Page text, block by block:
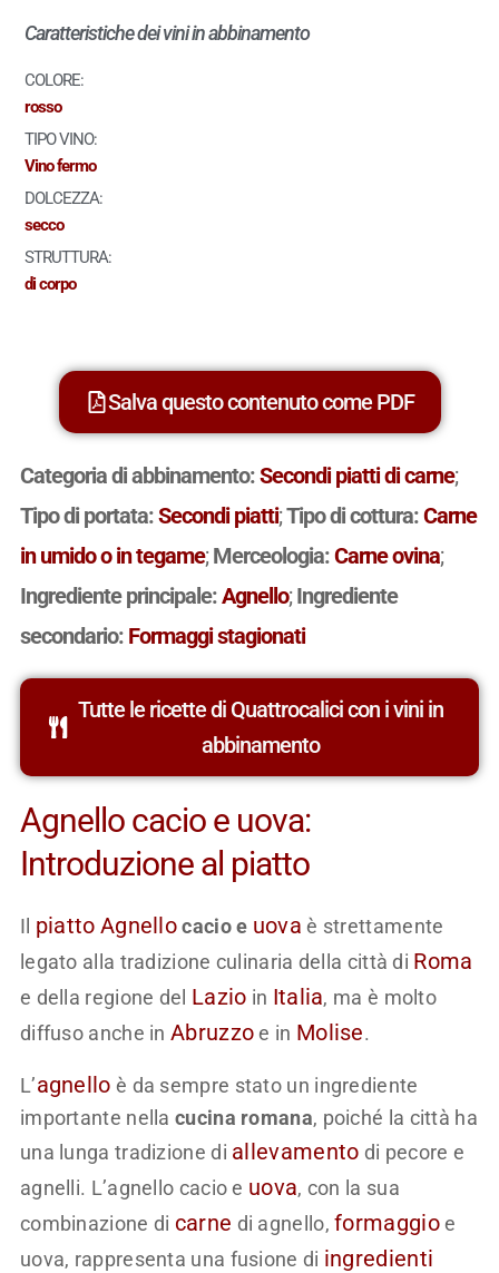
Caratteristiche dei vini in abbinamento
COLORE:
rosso
TIPO VINO:
Vino fermo
DOLCEZZA:
secco
STRUTTURA:
di corpo
Salva questo contenuto come PDF
Categoria di abbinamento:Secondi piatti di carne;
Tipo di portata:Secondi piatti;Tipo di cottura:Carne
in umido o in tegame;Merceologia:Carne ovina;
Ingrediente principale:Agnello;Ingrediente
secondario: Formaggi stagionati
Tutte le ricette di Quattrocalici con i vini in
abbinamento
Agnello cacio e uova:
Introduzione al piatto
Il piatto Agnellocacio e uova è strettamente
legato alla tradizione culinaria della città di Roma
e della regione del Lazio in Italia, ma è molto
diffuso anche inAbruzzoe in Molise.
L’agnello è da sempre stato un ingrediente
importante nellacucina romana, poiché la città ha
una lunga tradizione di allevamento di pecore e
agnelli. L’agnello cacio e uova, con la sua
combinazione di carne di agnello,formaggioe
uova, rappresenta una fusione di ingredienti